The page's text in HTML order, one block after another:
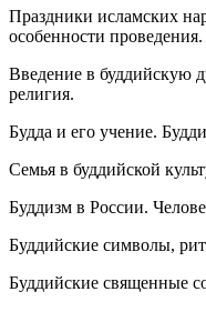
Праздники исламских
особенности проведения.
Введение в буддийскую
религия.
Будда и его учение.
Семья в буддийской
Буддизм в России.
Буддийские символы,
Буддийские священные